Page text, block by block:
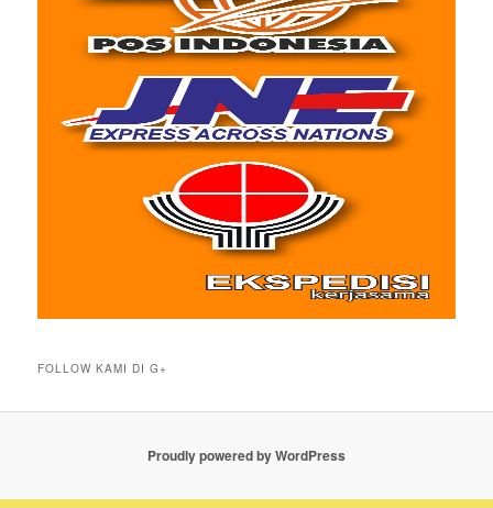
FOLLOW KAMI DI G+
Proudly powered by WordPress